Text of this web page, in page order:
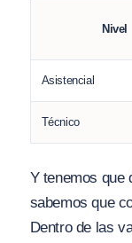
Nivel
Asistencial
Técnico
Y tenemos que
sabemos que
Dentro de las